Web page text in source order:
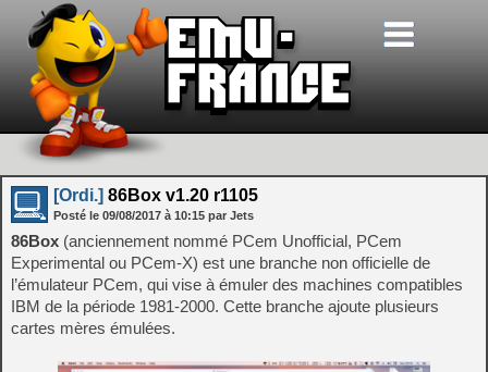
[Ordi.] 86Box v1.20 r1105
Posté le 09/08/2017 à 10:15 par Jets
86Box (anciennement nommé PCem Unofficial, PCem
Experimental ou PCem-X) est une branche non officielle de
l’émulateur PCem, qui vise à émuler des machines compatibles
IBM de la période 1981-2000. Cette branche ajoute plusieurs
cartes mères émulées.